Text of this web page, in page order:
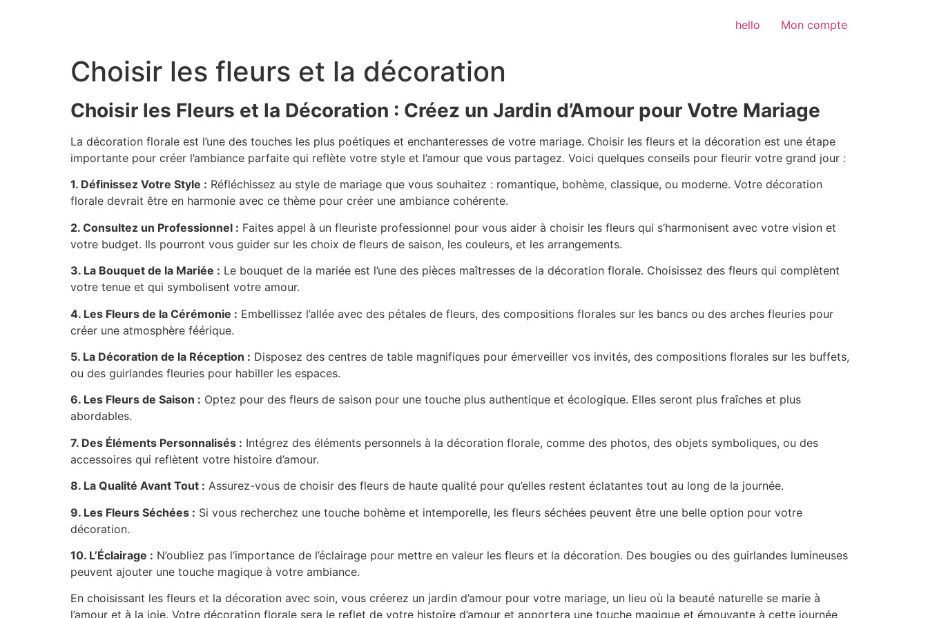
hello Mon compte
Choisir les fleurs et la décoration
Choisir les Fleurs et la Décoration : Créez un Jardin d’Amour pour Votre Mariage
La décoration florale est l’une des touches les plus poétiques et enchanteresses de votre mariage. Choisir les fleurs et la décoration est une étape
importante pour créer l’ambiance parfaite qui reflète votre style et l’amour que vous partagez. Voici quelques conseils pour fleurir votre grand jour :
1. Définissez Votre Style : Réfléchissez au style de mariage que vous souhaitez : romantique, bohème, classique, ou moderne. Votre décoration
florale devrait être en harmonie avec ce thème pour créer une ambiance cohérente.
2. Consultez un Professionnel : Faites appel à un fleuriste professionnel pour vous aider à choisir les fleurs qui s’harmonisent avec votre vision et
votre budget. Ils pourront vous guider sur les choix de fleurs de saison, les couleurs, et les arrangements.
3. La Bouquet de la Mariée : Le bouquet de la mariée est l’une des pièces maîtresses de la décoration florale. Choisissez des fleurs qui complètent
votre tenue et qui symbolisent votre amour.
4. Les Fleurs de la Cérémonie : Embellissez l’allée avec des pétales de fleurs, des compositions florales sur les bancs ou des arches fleuries pour
créer une atmosphère féérique.
5. La Décoration de la Réception : Disposez des centres de table magnifiques pour émerveiller vos invités, des compositions florales sur les buffets,
ou des guirlandes fleuries pour habiller les espaces.
6. Les Fleurs de Saison : Optez pour des fleurs de saison pour une touche plus authentique et écologique. Elles seront plus fraîches et plus
abordables.
7. Des Éléments Personnalisés : Intégrez des éléments personnels à la décoration florale, comme des photos, des objets symboliques, ou des
accessoires qui reflètent votre histoire d’amour.
8. La Qualité Avant Tout : Assurez-vous de choisir des fleurs de haute qualité pour qu’elles restent éclatantes tout au long de la journée.
9. Les Fleurs Séchées : Si vous recherchez une touche bohème et intemporelle, les fleurs séchées peuvent être une belle option pour votre
décoration.
10. L’Éclairage : N’oubliez pas l’importance de l’éclairage pour mettre en valeur les fleurs et la décoration. Des bougies ou des guirlandes lumineuses
peuvent ajouter une touche magique à votre ambiance.
En choisissant les fleurs et la décoration avec soin, vous créerez un jardin d’amour pour votre mariage, un lieu où la beauté naturelle se marie à
l’amour et à la joie. Votre décoration florale sera le reflet de votre histoire d’amour et apportera une touche magique et émouvante à cette journée